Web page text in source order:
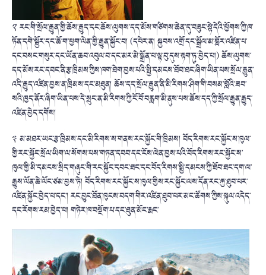
༢ རང་གི་སྲོལ་རྒྱུན་གྱི་ཆོས་རྒྱུད་དང་ཆོས་ལུགས་དད་མོས་གཙིགས་ཆེན་དུ་བཟུང་སྟེ་དེའི་ཕྱོགས་ཀྱི་ཁ་
ཏོན་དགེ་སྦྱོར་དང་ཆོ་ག་ཕྱག་ལེན་གྱི་རྒྱུན་སྐྱོང་བ། (དཔེར་ན། སྐྱབས་འགྲོ་དང་སྒྲོལ་མ་བློར་འཛིན་པ་
དང་བསང་གསུར་དང་ཡོན་ཆབ་འབུལ་བ་དང་མར་མེ་སྒྲོན་པ་ལྟ་བུ་དུས་རྟག་ཏུ་བྱེད་པ།) ཆོས་ལུགས་
དད་མོས་རང་དབང་ནི་རྩ་ཁྲིམས་ཀྱིས་ཁག་ཐེག་བྱས་པའི་སྤྱི་དམངས་ཐོབ་ཐང་ཞིག་ཡིན་པས་སྲོལ་རྒྱུན་
འདི་རྒྱུད་འཛིན་བྱས་ན་ཁྲིམས་དང་མཐུན། ཆོས་དད་སྲོལ་རྒྱུན་ནི་མི་རིགས་ཤིག་གི་བསམ་བློའི་ཟབ་
སའི་ཁྱད་ནོར་ཞིག་ཡིན་པས་དེ་སྲུང་ན་མི་རིགས་ཀྱི་ངོ་བོ་བརླག་མི་ནུས་པས་ཆོས་དད་ཀྱི་སྲོལ་རྒྱུན་རྒྱུད་
འཛིན་བྱེད་དགོས།
༣ མ་མཐར་ཡང་རྩ་ཁྲིམས་དང་མི་རིགས་ས་གནས་རང་སྐྱོང་གི་ཁྲིམས། བོད་རིགས་རང་སྐྱོང་ས་ཁུལ་
གྱི་རང་སྐྱོང་སྲོལ་ཡིག་ལ་སོགས་པས་གཏན་དབབ་དང་ངོས་ལེན་བྱས་པའི་བོད་རིགས་རང་སྐྱོང་ས་
ཁུལ་གྱི་མི་དམངས་སྲིད་གཞུང་གི་རང་སྐྱོང་དབང་ཐང་དང་བོད་རིགས་སྤྱི་དམངས་ཀྱི་ཐོབ་ཐང་དག་ལ་
རྒྱུས་ལོན་ཆེ་ལོང་ཙམ་བྱས་ཏེ། བོད་རིགས་རང་སྐྱོང་ས་ཁུལ་གྱིས་རང་སྐྱོང་ལས་དོན་རང་རྐྱ་ཐུབ་པར་
འཛིན་སྐྱོང་བྱེད་པ་དང་། རང་བྱུང་ཐོན་ཁུངས་བདག་གིར་འཛིན་ཐུབ་པར་མང་ཚོགས་ཀྱིས་སྐུལ་འདེད་
དང་རོགས་རམ་བྱེད་པ། གཏེར་ཁ་བསྔོག་པ་དང་ཐུན་མོང་རྨང་